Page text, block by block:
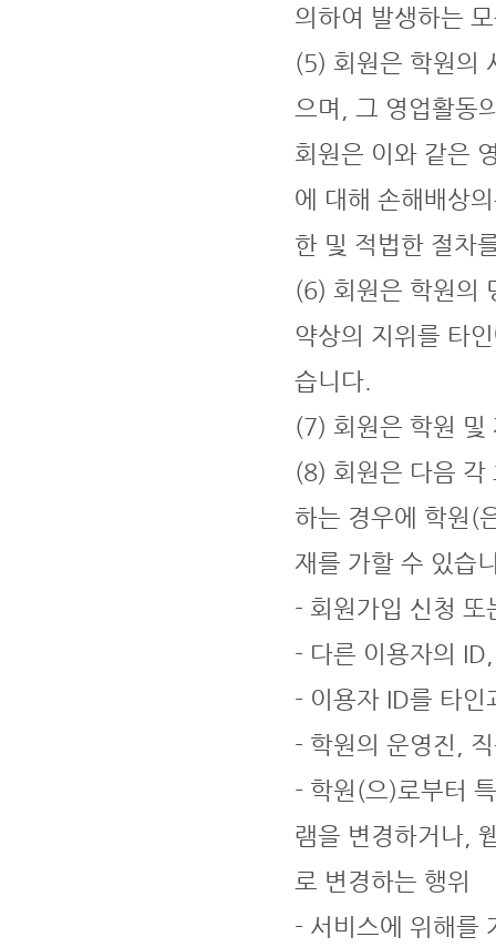
의하여 발생하는
(5) 회원은 학원의
으며, 그 영업활동
회원은 이와 같은
에 대해 손해배상
한 및 적법한 절차
(6) 회원은 학원의
약상의 지위를 타
습니다.
(7) 회원은 학원 및
(8) 회원은 다음 각
하는 경우에 학원(
재를 가할 수 있습
- 회원가입 신청 또
- 다른 이용자의
- 이용자 ID를 타인
- 학원의 운영진,
- 학원(으)로부터
램을 변경하거나,
로 변경하는 행위
- 서비스에 위해를